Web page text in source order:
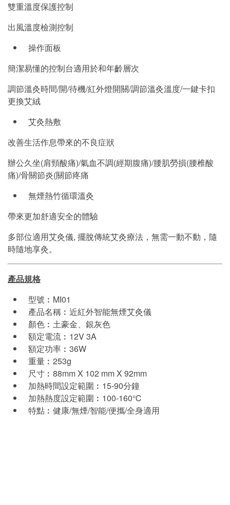
雙重溫度保護控制
出風溫度檢測控制
操作面板
簡潔易懂的控制台適用於和年齡層次
調節溫灸時間/開/待機/紅外燈開關/調節溫灸溫度/一鍵卡扣
更換艾絨
艾灸熱敷
改善生活作息帶來的不良症狀
辦公久坐(肩頸酸痛)/氣血不調(經期腹痛)/腰肌勞損(腰椎酸
痛)/骨關節炎(關節疼痛
無煙熱竹循環溫灸
帶來更加舒適安全的體驗
多部位適用艾灸儀, 擺脫傳統艾灸療法，無需一動不動，隨
時隨地享灸。
產品規格
型號︰MI01
產品名稱︰近紅外智能無煙艾灸儀
顏色︰土豪金、銀灰色
額定電流︰12V 3A
額定功率︰36W
重量︰253g
尺寸︰88mm X 102 mm X 92mm
加熱時間設定範圍︰15-90分鐘
加熱熱度設定範圍︰100-160℃
特點︰健康/無煙/智能/便攜/全身適用